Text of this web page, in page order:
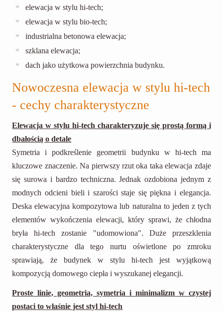
elewacja w stylu hi-tech;
elewacja w stylu bio-tech;
industrialna betonowa elewacja;
szklana elewacja;
dach jako użytkowa powierzchnia budynku.
Nowoczesna elewacja w stylu hi-tech
- cechy charakterystyczne
Elewacja w stylu hi-tech charakteryzuje się prostą formą i
dbałością o detale
Symetria i podkreślenie geometrii budynku w hi-tech ma
kluczowe znaczenie. Na pierwszy rzut oka taka elewacja zdaje
się surowa i bardzo techniczna. Jednak ozdobiona jednym z
modnych odcieni bieli i szarości staje się piękna i elegancja.
Deska elewacyjna kompozytowa lub naturalna to jeden z tych
elementów wykończenia elewacji, który sprawi, że chłodna
bryła hi-tech zostanie "udomowiona". Duże przeszklenia
charakterystyczne dla tego nurtu oświetlone po zmroku
sprawiają, że budynek w stylu hi-tech jest wyjątkową
kompozycją domowego ciepła i wyszukanej elegancji.
Proste linie, geometria, symetria i minimalizm w czystej
postaci to właśnie jest styl hi-tech